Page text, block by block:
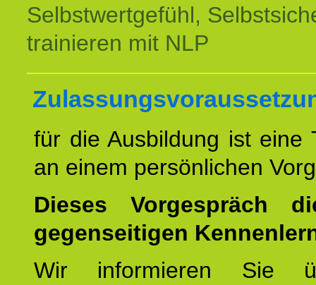
Selbstwertgefühl,
trainieren mit NLP
für die Ausbildung ist eine
an einem persönlichen
Dieses Vorgespräch
gegenseitigen
Wir informieren Sie